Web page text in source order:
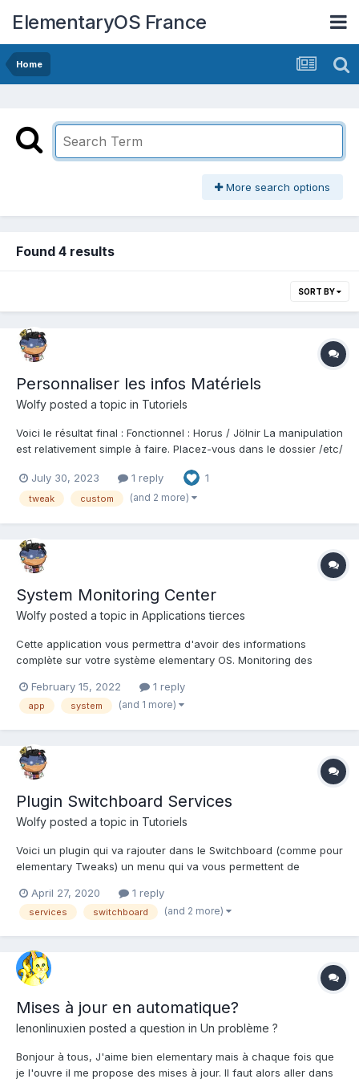
ElementaryOS France
Home
More search options
Found 4 results
SORT BY
Personnaliser les infos Matériels
Wolfy posted a topic in Tutoriels
Voici le résultat final : Fonctionnel : Horus / Jölnir La manipulation
est relativement simple à faire. Placez-vous dans le dossier /etc/
facing OEM name Manufacturer=LENOVO # Device name
Product=ThinkCenter # Human-facing mo...
July 30, 2023 1 reply 1
tweak custom (and 2 more)
System Monitoring Center
Wolfy posted a topic in Applications tierces
Cette application vous permettra d'avoir des informations
complète sur votre système elementary OS. Monitoring des
cours. Capture d'écrans : Compatible : Debian et dérivés Pré-
re...
February 15, 2022 1 reply
app system (and 1 more)
Plugin Switchboard Services
Wolfy posted a topic in Tutoriels
Voici un plugin qui va rajouter dans le Switchboard (comme pour
elementary Tweaks) un menu qui va vous permettent de
système de elementary OS. (état, stop, arrêt, relance) Ce plugin
est en développement et n'est pas officiel....
April 27, 2020 1 reply
services switchboard (and 2 more)
Mises à jour en automatique?
lenonlinuxien posted a question in Un problème ?
Bonjour à tous, J'aime bien elementary mais à chaque fois que
je l'ouvre il me propose des mises à jour. Il faut alors aller dans